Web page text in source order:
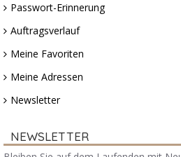
Passwort-Erinnerung
Auftragsverlauf
Meine Favoriten
Meine Adressen
Newsletter
NEWSLETTER